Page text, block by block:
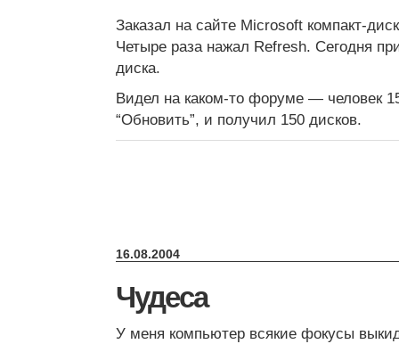
Заказал на сайте Microsoft компакт-
Четыре раза нажал Refresh. Сегодня
диска.
Видел на каком-то форуме — человек
“Обновить”, и получил 150 дисков.
16.08.2004
Чудеса
У меня компьютер всякие фокусы